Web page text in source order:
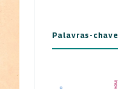
Palavras-chave